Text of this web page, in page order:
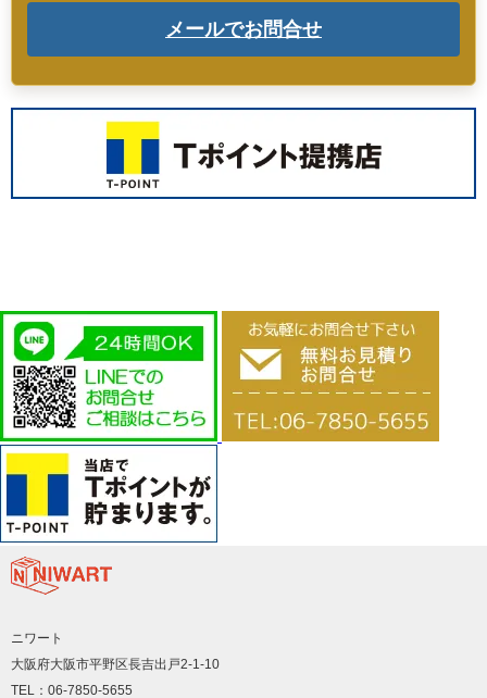
メールでお問合せ
ニワート
大阪府大阪市平野区長吉出戸2-1-10
TEL：06-7850-5655